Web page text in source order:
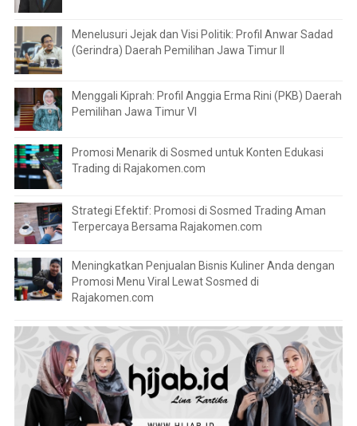
Menelusuri Jejak dan Visi Politik: Profil Anwar Sadad
(Gerindra) Daerah Pemilihan Jawa Timur II
Menggali Kiprah: Profil Anggia Erma Rini (PKB) Daerah
Pemilihan Jawa Timur VI
Promosi Menarik di Sosmed untuk Konten Edukasi
Trading di Rajakomen.com
Strategi Efektif: Promosi di Sosmed Trading Aman
Terpercaya Bersama Rajakomen.com
Meningkatkan Penjualan Bisnis Kuliner Anda dengan
Promosi Menu Viral Lewat Sosmed di
Rajakomen.com